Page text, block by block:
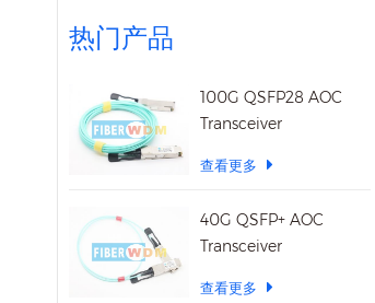
热门产品
100G QSFP28 AOC
Transceiver
查看更多
40G QSFP+ AOC
Transceiver
查看更多